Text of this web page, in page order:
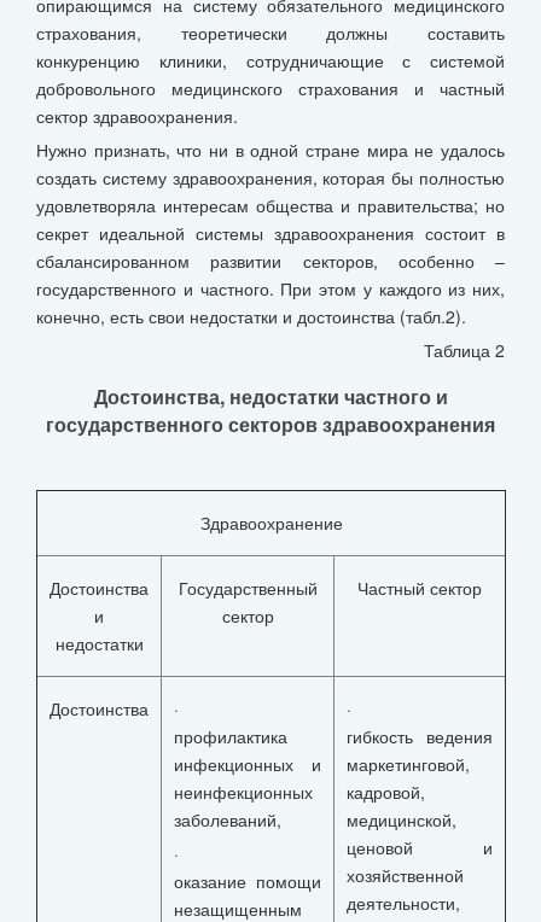
страхования, теоретически должны составить
конкуренцию клиники, сотрудничающие с системой
добровольного медицинского страхования и частный
сектор здравоохранения.
Нужно признать, что ни в одной стране мира не удалось
создать систему здравоохранения, которая бы полностью
удовлетворяла интересам общества и правительства; но
секрет идеальной системы здравоохранения состоит в
сбалансированном развитии секторов, особенно –
государственного и частного. При этом у каждого из них,
конечно, есть свои недостатки и достоинства (табл.2).
Таблица 2
Достоинства, недостатки частного и
государственного секторов здравоохранения
Здравоохранение
Достоинства
и
недостатки
Государственный
сектор
Частный сектор
Достоинства
·
профилактика
инфекционных и
неинфекционных
заболеваний,
·
оказание помощи
незащищенным
·
гибкость ведения
маркетинговой,
кадровой,
медицинской,
ценовой и
хозяйственной
деятельности,